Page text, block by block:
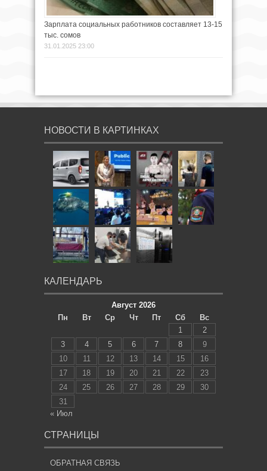
Зарплата социальных работников составляет 13-15
тыс. сомов
31.01.2025 23:00
НОВОСТИ В КАРТИНКАХ
КАЛЕНДАРЬ
Август 2026
Пн
Вт Ср Чт Пт Сб
Вс
1
2
3
4 5 6 7 8
9
10
11 12 13 14 15
16
17
18 19 20 21 22
23
24
25 26 27 28 29
30
31
« Июл
СТРАНИЦЫ
ОБРАТНАЯ СВЯЗЬ